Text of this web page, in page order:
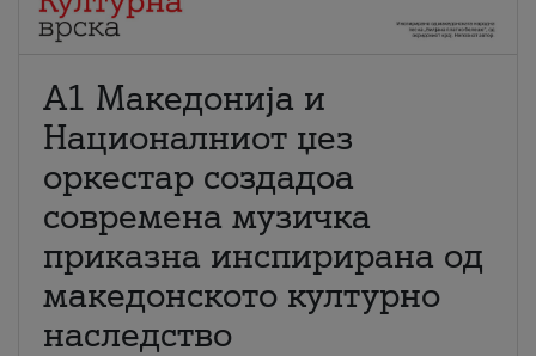
А1 Македонија и
Националниот џез
оркестар создадоа
современа музичка
приказна инспирирана од
македонското културно
наследство